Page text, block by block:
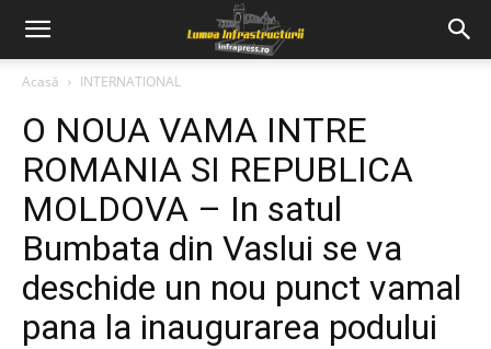
Acasă INTERNATIONAL
O NOUA VAMA INTRE
ROMANIA SI REPUBLICA
MOLDOVA – In satul
Bumbata din Vaslui se va
deschide un nou punct vamal
pana la inaugurarea podului